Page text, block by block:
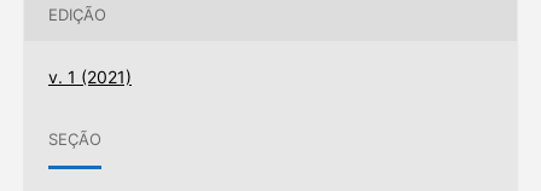
EDIÇÃO
v. 1 (2021)
SEÇÃO